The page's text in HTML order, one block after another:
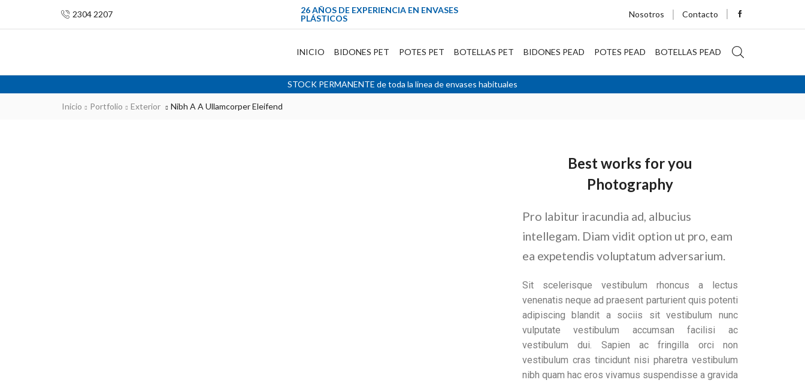
2304 2207
26 AÑOS DE EXPERIENCIA EN ENVASES
PLÁSTICOS
Nosotros Contacto
INICIO BIDONES PET POTES PET BOTELLAS PET BIDONES PEAD POTES PEAD BOTELLAS PEAD
STOCK PERMANENTE de toda la linea de envases habituales
Inicio Portfolio Exterior Nibh A A Ullamcorper Eleifend
Best works for you
Photography
Pro labitur iracundia ad, albucius
intellegam. Diam vidit option ut pro, eam
ea expetendis voluptatum adversarium.
Sit scelerisque vestibulum rhoncus a lectus
venenatis neque ad praesent parturient quis potenti
adipiscing blandit a sociis sit vestibulum nunc
vulputate vestibulum accumsan facilisi ac
vestibulum dui. Sapien ac fringilla orci non
vestibulum cras tincidunt nisi pharetra vestibulum
nibh quam hac eros vivamus suspendisse a gravida